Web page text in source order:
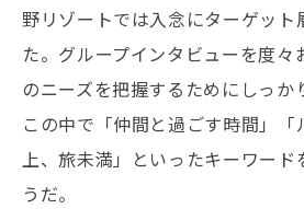
野リゾートでは入念にターゲット
た。グループインタビューを度々
のニーズを把握するためにしっか
この中で「仲間と過ごす時間」
上、旅未満」といったキーワード
うだ。